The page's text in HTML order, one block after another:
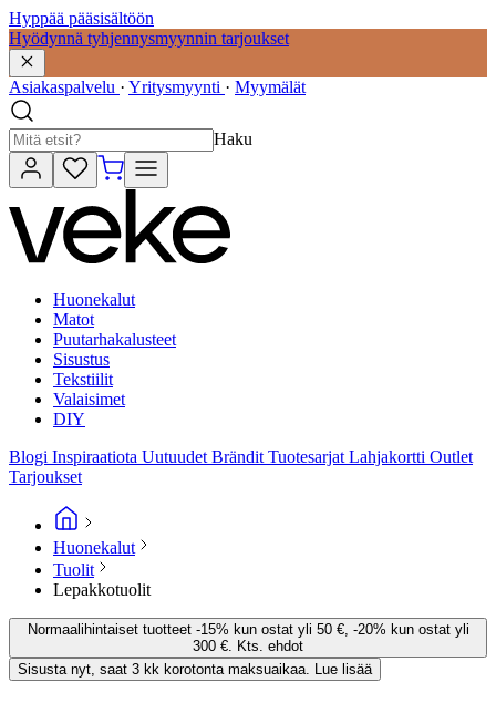
Hyppää pääsisältöön
Hyödynnä tyhjennysmyynnin tarjoukset
Asiakaspalvelu · Yritysmyynti · Myymälät
Haku
Huonekalut
Matot
Puutarhakalusteet
Sisustus
Tekstiilit
Valaisimet
DIY
Blogi Inspiraatiota Uutuudet Brändit Tuotesarjat Lahjakortti Outlet
Tarjoukset
Huonekalut
Tuolit
Lepakkotuolit
Normaalihintaiset tuotteet -15% kun ostat yli 50 €, -20% kun ostat yli
300 €. Kts. ehdot
Sisusta nyt, saat 3 kk korotonta maksuaikaa. Lue lisää